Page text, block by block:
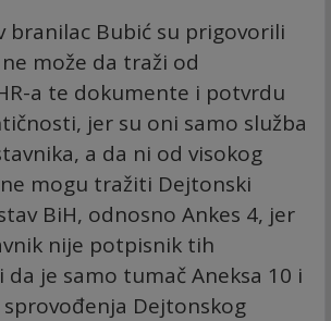
branilac Bubić su prigovorili
može da traži od
a te dokumente i potvrdu
jer su oni samo služba
a da ni od visokog
mogu tražiti Dejtonski
BiH, odnosno Ankes 4, jer
nije potpisnik tih
je samo tumač Aneksa 10 i
Dejtonskog